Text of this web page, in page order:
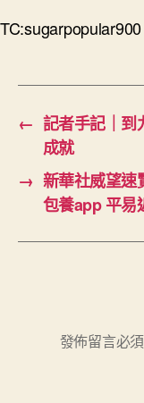
← 記者手記｜到
成就
→ 新華社威望速
包養app 平易
發佈留言必